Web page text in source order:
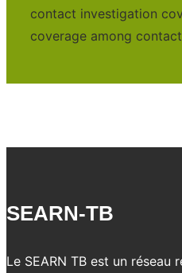
contact investigation
coverage among
SEARN-TB
Le SEARN TB est un